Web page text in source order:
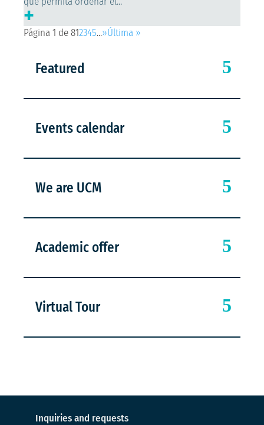
+
Página 1 de 812345...»Última »
Featured
Events calendar
We are UCM
Academic offer
Virtual Tour
Inquiries and requests